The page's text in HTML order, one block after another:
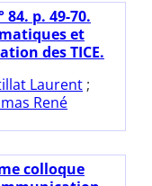
84. p. 49-70.
et
des TICE.
Laurent ;
René
colloque